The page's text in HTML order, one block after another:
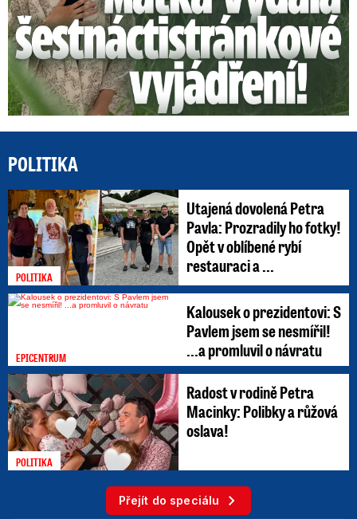
POLITIKA
POLITIKA
Utajená dovolená Petra
Pavla: Prozradily ho fotky!
Opět v oblíbené rybí
restauraci a ...
EPICENTRUM
Kalousek o prezidentovi: S
Pavlem jsem se nesmířil!
...a promluvil o návratu
POLITIKA
Radost v rodině Petra
Macinky: Polibky a růžová
oslava!
Přejít do speciálu